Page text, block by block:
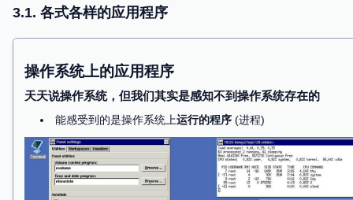
只能借助操作系统
syscall
执行 syscall，操作系统接管程序
操作系统可以任意改变程序状态 (甚至终止程
3.1. 各式各样的应用程序